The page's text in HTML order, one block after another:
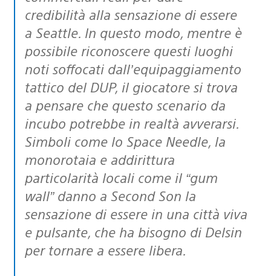
credibilità alla sensazione di essere
a Seattle. In questo modo, mentre è
possibile riconoscere questi luoghi
noti soffocati dall’equipaggiamento
tattico del DUP, il giocatore si trova
a pensare che questo scenario da
incubo potrebbe in realtà avverarsi.
Simboli come lo Space Needle, la
monorotaia e addirittura
particolarità locali come il “gum
wall” danno a Second Son la
sensazione di essere in una città viva
e pulsante, che ha bisogno di Delsin
per tornare a essere libera.